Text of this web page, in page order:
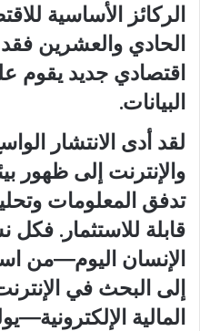
الركائز الأساسية
الحادي والعشرين
اقتصادي جديد يقوم
البيانات.
لقد أدى الانتشار
والإنترنت إلى ظهور
تدفق المعلومات
قابلة للاستثمار.
الإنسان اليوم—من
إلى البحث في
المالية